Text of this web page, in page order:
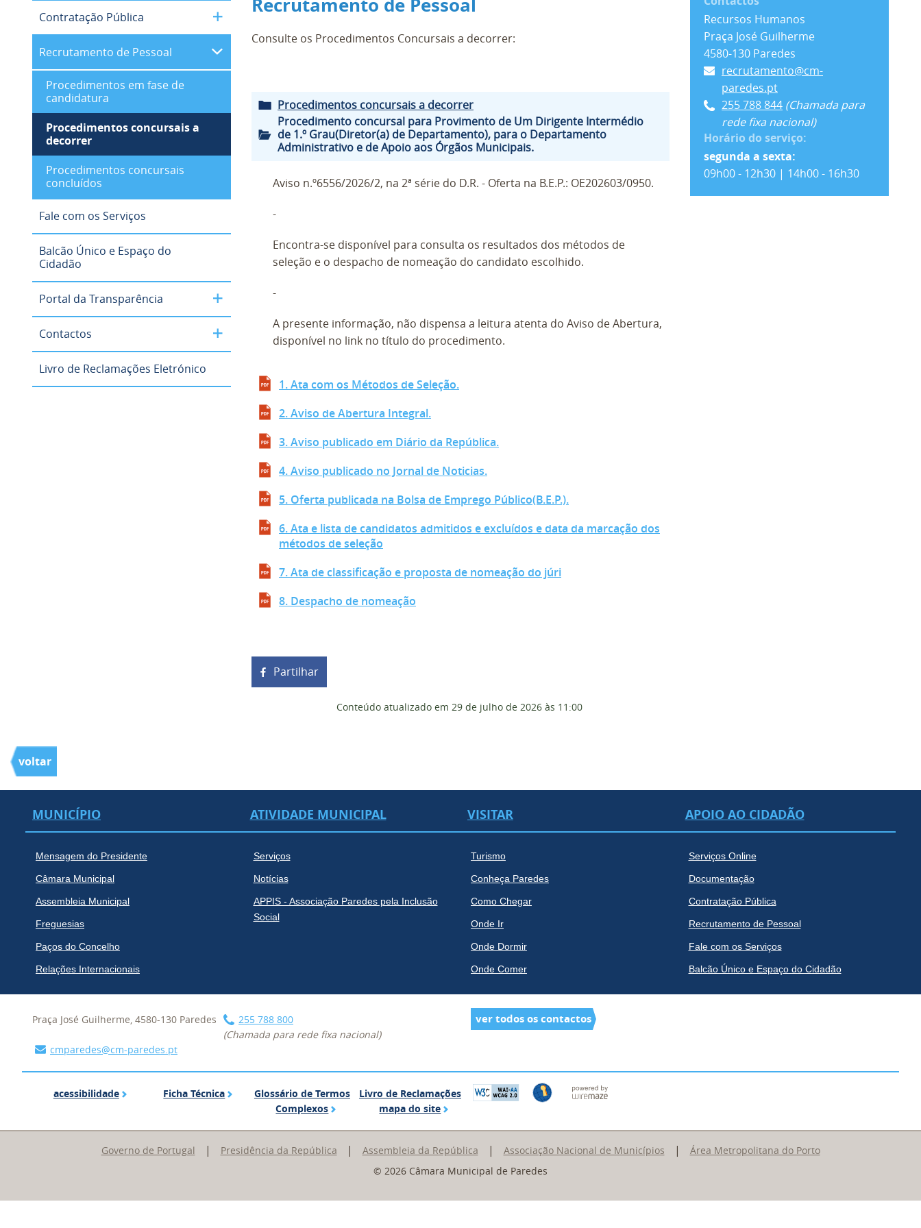
Contratação Pública
Recrutamento de Pessoal
Procedimentos em fase de
candidatura
Procedimentos concursais a
decorrer
Procedimentos concursais
concluídos
Fale com os Serviços
Balcão Único e Espaço do
Cidadão
Portal da Transparência
Contactos
Livro de Reclamações Eletrónico
Recrutamento de Pessoal
Consulte os Procedimentos Concursais a decorrer:
Procedimentos concursais a decorrer
Procedimento concursal para Provimento de Um Dirigente Intermédio
de 1.º Grau(Diretor(a) de Departamento), para o Departamento
Administrativo e de Apoio aos Órgãos Municipais.
Aviso n.º6556/2026/2, na 2ª série do D.R. - Oferta na B.E.P.: OE202603/0950.
-
Encontra-se disponível para consulta os resultados dos métodos de
seleção e o despacho de nomeação do candidato escolhido.
-
A presente informação, não dispensa a leitura atenta do Aviso de Abertura,
disponível no link no título do procedimento.
1. Ata com os Métodos de Seleção.
2. Aviso de Abertura Integral.
3. Aviso publicado em Diário da República.
4. Aviso publicado no Jornal de Noticias.
5. Oferta publicada na Bolsa de Emprego Público(B.E.P.).
6. Ata e lista de candidatos admitidos e excluídos e data da marcação dos
métodos de seleção
7. Ata de classificação e proposta de nomeação do júri
8. Despacho de nomeação
Partilhar
Recursos Humanos
Praça José Guilherme
4580-130 Paredes
recrutamento@cm-
paredes.pt
255 788 844 (Chamada para
rede fixa nacional)
Horário do serviço:
segunda a sexta:
09h00 - 12h30 | 14h00 - 16h30
Conteúdo atualizado em 29 de julho de 2026 às 11:00
voltar
MUNICÍPIO
Mensagem do Presidente
Câmara Municipal
Assembleia Municipal
Freguesias
Paços do Concelho
Relações Internacionais
ATIVIDADE MUNICIPAL
Serviços
Notícias
APPIS - Associação Paredes pela Inclusão
Social
VISITAR
Turismo
Conheça Paredes
Como Chegar
Onde Ir
Onde Dormir
Onde Comer
APOIO AO CIDADÃO
Serviços Online
Documentação
Contratação Pública
Recrutamento de Pessoal
Fale com os Serviços
Balcão Único e Espaço do Cidadão
Praça José Guilherme, 4580-130 Paredes
255 788 800
(Chamada para rede fixa nacional)
cmparedes@cm-paredes.pt
ver todos os contactos
acessibilidade
acessibilidade Ficha Técnica
Ficha Técnica Glossário de Termos Complexos
Glossário de Termos
Complexos
Livro de Reclamações
Livro de Reclamações
mapa do site
mapa do site
Governo de Portugal | Presidência da República | Assembleia da República | Associação Nacional de Municípios |
Área Metropolitana do Porto
© 2026 Câmara Municipal de Paredes